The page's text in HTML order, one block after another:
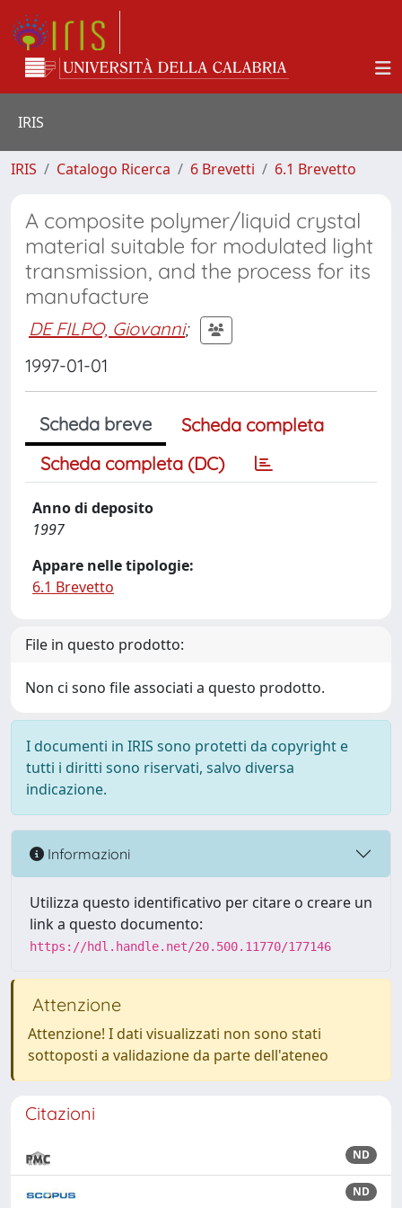
IRIS
IRIS Catalogo Ricerca 6 Brevetti 6.1 Brevetto
A composite polymer/liquid crystal
material suitable for modulated light
transmission, and the process for its
manufacture
DE FILPO, Giovanni;
1997-01-01
Scheda breve
Scheda completa
Scheda completa (DC)
Anno di deposito
1997
Appare nelle tipologie:
6.1 Brevetto
File in questo prodotto:
Non ci sono file associati a questo prodotto.
I documenti in IRIS sono protetti da copyright e
tutti i diritti sono riservati, salvo diversa
indicazione.
Informazioni
Utilizza questo identificativo per citare o creare un
link a questo documento:
https://hdl.handle.net/20.500.11770/177146
Attenzione
Attenzione! I dati visualizzati non sono stati
sottoposti a validazione da parte dell'ateneo
Citazioni
ND
ND